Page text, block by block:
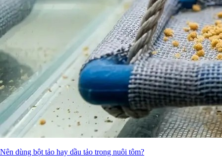
Nên dùng bột tảo hay dầu tảo trong nuôi tôm?